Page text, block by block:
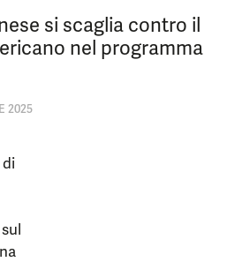
si scaglia contro il
nel programma
2025